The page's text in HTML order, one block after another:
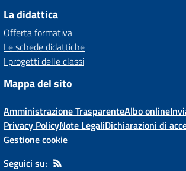
La didattica
Offerta formativa
Le schede didattiche
I progetti delle classi
Mappa del sito
Amministrazione TrasparenteAlbo online
Privacy PolicyNote LegaliDichiarazioni di
Gestione cookie
Seguici su: